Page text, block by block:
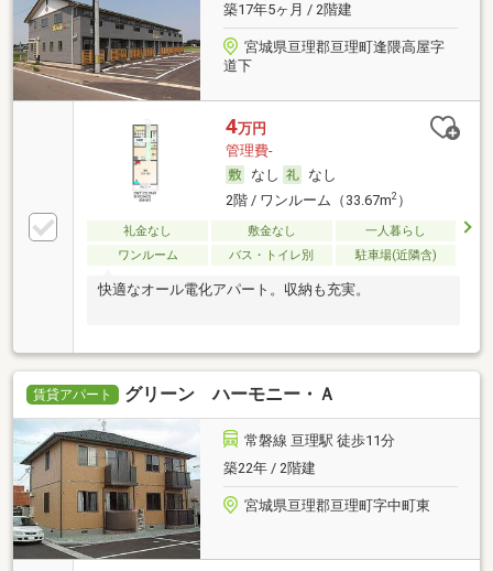
築17年5ヶ月 / 2階建
宮城県亘理郡亘理町逢隈高屋字
道下
4万円
管理費-
なし
なし
2階 / ワンルーム（33.67m2）
礼金なし 敷金なし
一人暮らし
ワンルーム
バス・トイレ別 駐車場(近隣含)
快適なオール電化アパート。収納も充実。
賃貸アパート グリーン ハーモニー・Ａ
常磐線 亘理駅 徒歩11分
築22年 / 2階建
宮城県亘理郡亘理町字中町東